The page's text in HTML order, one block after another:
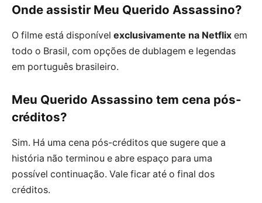
Onde assistir Meu Querido Assassino?
O filme está disponível exclusivamente na Netflix em
todo o Brasil, com opções de dublagem e legendas
em português brasileiro.
Meu Querido Assassino tem cena pós-
créditos?
Sim. Há uma cena pós-créditos que sugere que a
história não terminou e abre espaço para uma
possível continuação. Vale ficar até o final dos
créditos.